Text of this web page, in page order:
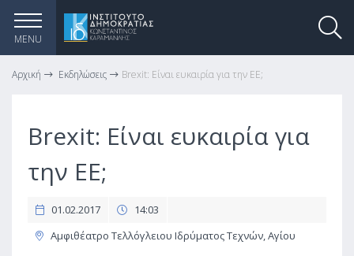
MENU
Αρχική Εκδηλώσεις Brexit: Είναι ευκαιρία για την ΕΕ;
Brexit: Είναι ευκαιρία για
την ΕΕ;
01.02.2017
14:03
Αμφιθέατρο Τελλόγλειου Ιδρύματος Τεχνών, Αγίου